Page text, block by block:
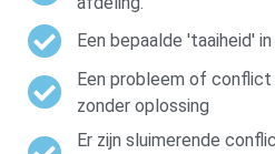
Een bepaalde 'taaiheid'
Een probleem of
zonder oplossing
Er zijn sluimerende